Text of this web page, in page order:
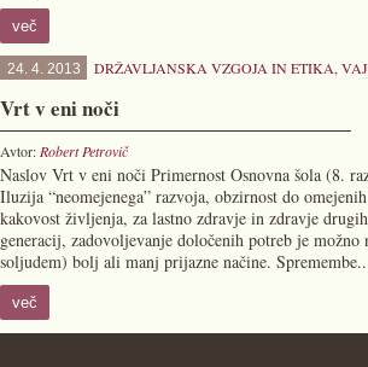
več
24. 4. 2013 DRŽAVLJANSKA VZGOJA IN ETIKA,
Vrt v eni noči
Avtor: Robert Petrovič
Naslov Vrt v eni noči Primernost Osnovna šola (8.
Iluzija “neomejenega” razvoja, obzirnost do
kakovost življenja, za lastno zdravje in zdravje
generacij, zadovoljevanje določenih potreb je
soljudem) bolj ali manj prijazne načine.
več